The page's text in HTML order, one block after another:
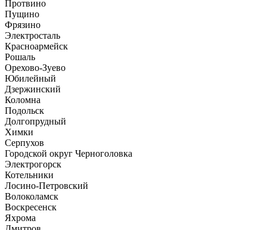
Протвино
Пущино
Фрязино
Электросталь
Красноармейск
Рошаль
Орехово-Зуево
Юбилейный
Дзержинский
Коломна
Подольск
Долгопрудный
Химки
Серпухов
Городской округ Черноголовка
Электрогорск
Котельники
Лосино-Петровский
Волоколамск
Воскресенск
Яхрома